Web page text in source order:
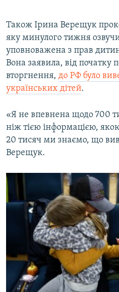
Також Ірина Верещук
яку минулого тижня
уповноважена з прав
Вона заявила, від початку
вторгнення, до РФ було
українських дітей.
«Я не впевнена щодо 700
ніж тією інформацією,
20 тисяч ми знаємо, що
Верещук.